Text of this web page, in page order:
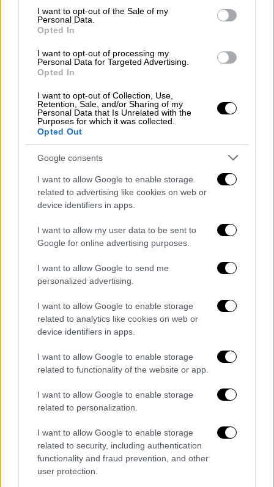
consent section.
I want to opt-out of the Sale of my
Personal Data.
Opted In
I want to opt-out of processing my
Personal Data for Targeted Advertising.
Opted In
I want to opt-out of Collection, Use,
Retention, Sale, and/or Sharing of my
Personal Data that Is Unrelated with the
Purposes for which it was collected.
Opted Out
Google consents
I want to allow Google to enable storage
related to advertising like cookies on web or
device identifiers in apps.
I want to allow my user data to be sent to
Google for online advertising purposes.
I want to allow Google to send me
personalized advertising.
I want to allow Google to enable storage
related to analytics like cookies on web or
device identifiers in apps.
I want to allow Google to enable storage
related to functionality of the website or app.
I want to allow Google to enable storage
related to personalization.
I want to allow Google to enable storage
related to security, including authentication
functionality and fraud prevention, and other
user protection.
Ελλάδα|25.05.2024 09:45
Η ΑΑΔΕ διέταξε εντολή για εσωτερικό
έλεγχο στις ΔΟΥ μετά την υπόθεση
διαφθοράς στη Χαλκίδα
μεταφέρονται από την ΔΟΥ Χαλκίδας στα
ελεγκτικά κέντρα της Αττικής
Ελλάδα|24.05.2024 15:13